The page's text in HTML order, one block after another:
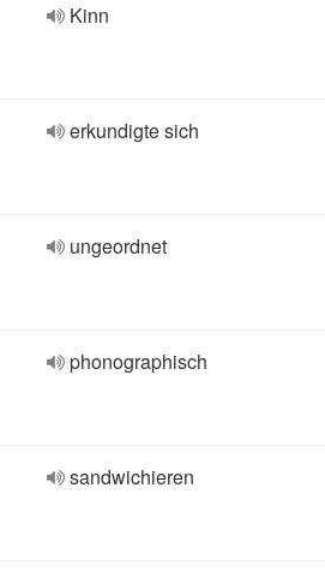
Kinn
erkundigte sich
ungeordnet
phonographisch
sandwichieren